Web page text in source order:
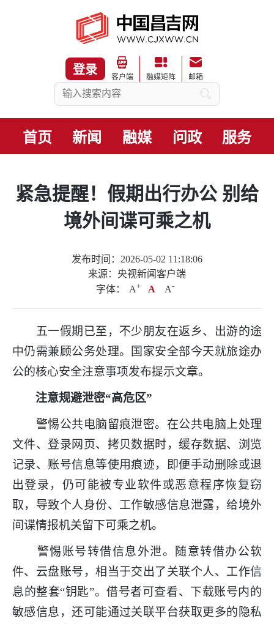
登录
客户端 融媒矩阵 邮箱
首页 新闻 融媒 问政 服务
紧急提醒！假期出行办公 别给
境外间谍可乘之机
发布时间：2026-05-02 11:18:06
来源：央视新闻客户端
字体：
A+ A A-
五一假期已至，不少朋友在返乡、出游的途
中仍需兼顾公务处理。国家安全部今天就旅途办
公的核心安全注意事项发布提示文章。
注意规避泄密“高危区”
警惕公共电脑留痕泄密。在公共电脑上处理
文件、登录网页、拷贝数据时，缓存数据、浏览
记录、账号信息等使用痕迹，即便手动删除或退
出登录，仍可能被专业软件或恶意程序恢复窃
取，导致个人身份、工作敏感信息泄露，给境外
间谍情报机关留下可乘之机。
警惕账号转借信息外泄。随意转借办公软
件、云盘账号，相当于交出了关联个人、工作信
息的整套“钥匙”。借号者可查看、下载账号内的
敏感信息，还可能通过关联平台获取更多的隐私